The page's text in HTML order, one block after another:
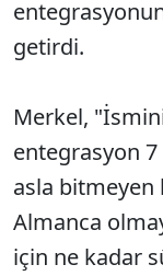
getirdi.
Merkel,
entegrasyon
asla bitmeyen
Almanca
için ne kadar